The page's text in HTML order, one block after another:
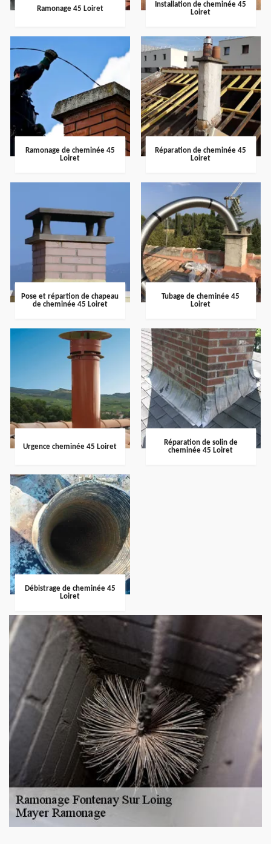
Ramonage 45 Loiret
Installation de cheminée 45
Loiret
Ramonage de cheminée 45
Loiret
Réparation de cheminée 45
Loiret
Pose et répartion de chapeau
de cheminée 45 Loiret
Tubage de cheminée 45
Loiret
Urgence cheminée 45 Loiret
Réparation de solin de
cheminée 45 Loiret
Débistrage de cheminée 45
Loiret